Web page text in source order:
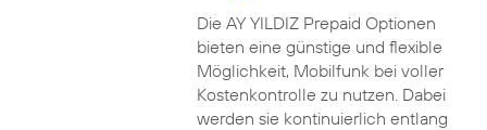
Die AY YILDIZ Prepaid Optionen
bieten eine günstige und flexible
Möglichkeit, Mobilfunk bei voller
Kostenkontrolle zu nutzen. Dabei
werden sie kontinuierlich entlang